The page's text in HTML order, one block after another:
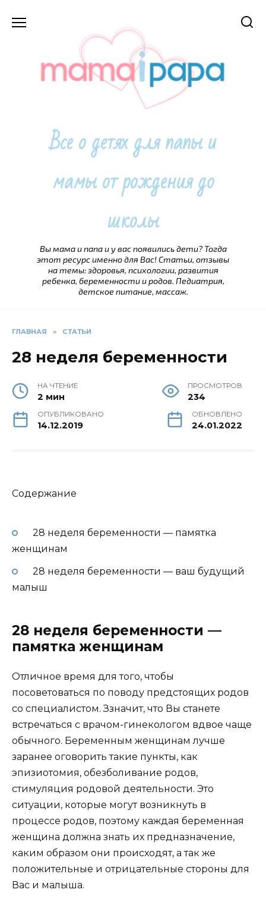
Все о детях для папы и
мамы от рождения до
школы
Вы мама и папа и у вас появились дети? Тогда
этот ресурс именно для Вас! Статьи, отзывы
на темы: здоровья, психологии, развития
ребенка, беременности и родов. Педиатрия,
детское питание, массаж.
ГЛАВНАЯ » СТАТЬИ
28 неделя беременности
НА ЧТЕНИЕ
2 мин
ПРОСМОТРОВ
234
ОПУБЛИКОВАНО
14.12.2019
ОБНОВЛЕНО
24.01.2022
Содержание
28 неделя беременности — памятка
женщинам
28 неделя беременности — ваш будущий
малыш
28 неделя беременности —
памятка женщинам
Отличное время для того, чтобы
посоветоваться по поводу предстоящих родов
со специалистом. Ззначит, что Вы станете
встречаться с врачом-гинекологом вдвое чаще
обычного. Беременным женщинам лучше
заранее оговорить такие пункты, как
эпизиотомия, обезболивание родов,
стимуляция родовой деятельности. Это
ситуации, которые могут возникнуть в
процессе родов, поэтому каждая беременная
женщина должна знать их предназначение,
каким образом они происходят, а так же
положительные и отрицательные стороны для
Вас и малыша.